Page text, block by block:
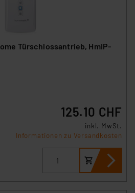
Türschlossantrieb, HmIP-
125.10 CHF
inkl. MwSt.
Informationen zu Versandkosten